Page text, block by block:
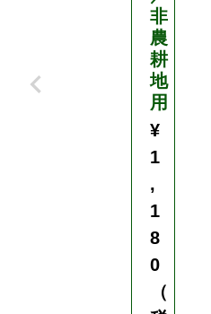
非
農
耕
地
用
¥
1
,
1
8
0
（